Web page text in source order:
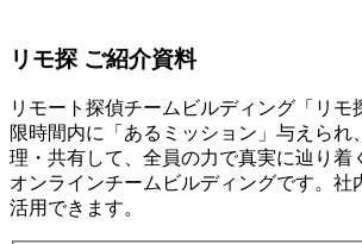
リモ探 ご紹介資料
リモート探偵チームビルディング「リモ
限時間内に「あるミッション」与えられ
理・共有して、全員の力で真実に辿り着
オンラインチームビルディングです。社
活用できます。